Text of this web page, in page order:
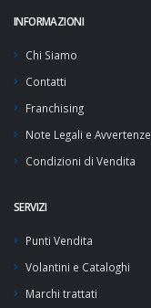
INFORMAZIONI
Chi Siamo
Contatti
Franchising
Note Legali e Avvertenze
Condizioni di Vendita
SERVIZI
Punti Vendita
Volantini e Cataloghi
Marchi trattati